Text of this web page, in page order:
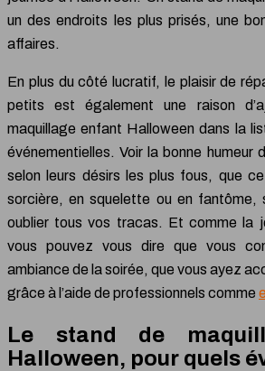
un des endroits les plus prisés, une
affaires.
En plus du côté lucratif, le plaisir de
petits est également une raison
maquillage enfant Halloween dans la
événementielles. Voir la bonne humeur
selon leurs désirs les plus fous, que
sorcière, en squelette ou en fantôme,
oublier tous vos tracas. Et comme la
vous pouvez vous dire que vous
ambiance de la soirée, que vous ayez
grâce à l’aide de professionnels comme
Le stand de
Halloween, pour quels